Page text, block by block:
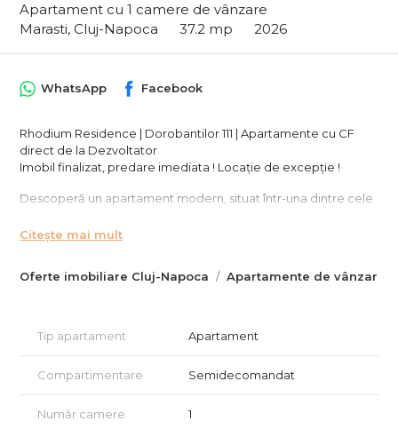
Apartament cu 1 camere de vânzare
Marasti, Cluj-Napoca
37.2 mp 2026
Oferte imobiliare Cluj-Napoca Apartamente de vânzare
WhatsApp Facebook
Rhodium Residence | Dorobantilor 111 | Apartamente cu CF
direct de la Dezvoltator
Imobil finalizat, predare imediata ! Locație de excepție !
Descoperă un apartament modern, situat într-una dintre cele
câțiva pași de școli, grădinițe, Iulius Mall și FSEGA.
calitate.
-Etaj 1/4
-Predare: semifinisat (pereți finisați până la stratul final de glet,
-Parcări subterane (opțional): de la 17.000 EUR + TVA
- Avans minim: 15%
-Se accepta finantare bancara
Citește mai mult
Tip apartament Apartament
Compartimentare Semidecomandat
Număr camere 1